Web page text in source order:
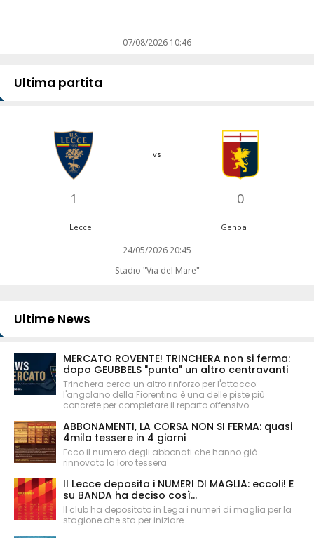
07/08/2026 10:46
Ultima partita
1
vs
0
Lecce Genoa
24/05/2026 20:45
Stadio "Via del Mare"
Ultime News
MERCATO ROVENTE! TRINCHERA non si ferma:
dopo GEUBBELS "punta" un altro centravanti
Trinchera cerca un altro rinforzo per l'attacco:
l'angolano della Fiorentina è una delle piste più
concrete per completare il reparto offensivo.
ABBONAMENTI, LA CORSA NON SI FERMA: quasi
4mila tessere in 4 giorni
Ecco il numero degli abbonati che hanno già
rinnovato la loro tessera
Il Lecce deposita i NUMERI DI MAGLIA: eccoli! E
su BANDA ha deciso così...
Il club ha depositato in Lega i numeri di maglia per la
stagione che sta per iniziare